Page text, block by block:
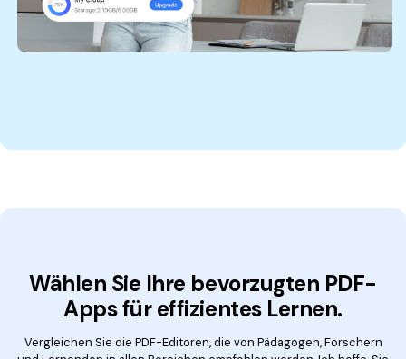
Wählen Sie Ihre bevorzugten PDF-
Apps für effizientes Lernen.
Vergleichen Sie die PDF-Editoren, die von Pädagogen, Forschern